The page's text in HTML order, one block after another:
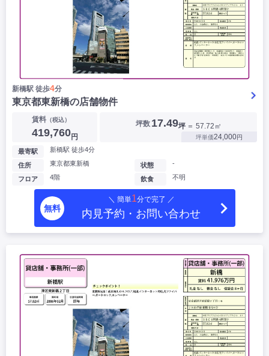
新橋駅 徒歩4分
東京都東新橋の店舗物件
賃料（税込）
419,760円
坪数 17.49坪 ＝ 57.72㎡
坪単価24,000円
最寄駅 新橋駅 徒歩4分
住所 東京都東新橋
フロア 4階
状態 -
飲食 不明
無料
＼ 簡単1分で完了 ／
内見予約・お問い合わせ